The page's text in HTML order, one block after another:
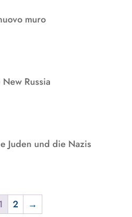
muro
New Russia
Juden und die Nazis
2 →